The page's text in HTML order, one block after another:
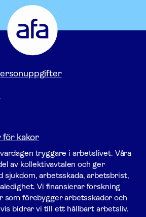
Försäkring
Gå
till
startsidan
för kakor
tryggare i arbetslivet. Våra
av kollektivavtalen och ger
sjukdom, arbetsskada, arbetsbrist,
Vi finansierar forskning
som förebygger arbets­skador och
bidrar vi till ett hållbart arbetsliv.